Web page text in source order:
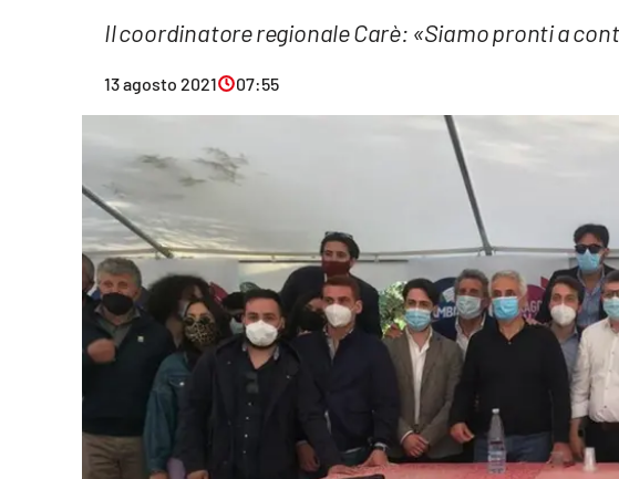
Lac Network
Il coordinatore regionale Carè: «Siamo pronti a
13 agosto 2021 07:55